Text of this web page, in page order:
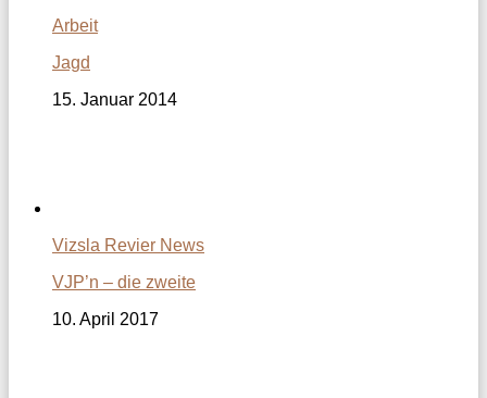
Arbeit
Jagd
15. Januar 2014
Vizsla Revier News
VJP’n – die zweite
10. April 2017